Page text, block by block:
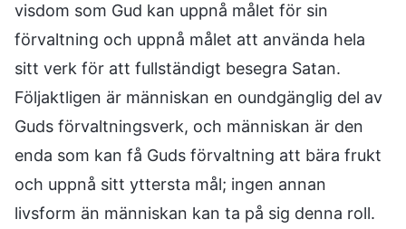
visdom som Gud kan uppnå målet för sin
förvaltning och uppnå målet att använda hela
sitt verk för att fullständigt besegra Satan.
Följaktligen är människan en oundgänglig del av
Guds förvaltningsverk, och människan är den
enda som kan få Guds förvaltning att bära frukt
och uppnå sitt yttersta mål; ingen annan
livsform än människan kan ta på sig denna roll.